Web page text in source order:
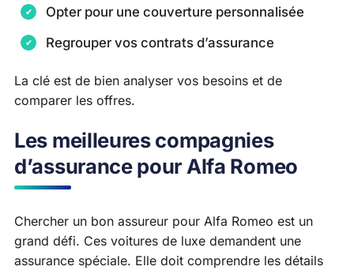
Opter pour une couverture personnalisée
Regrouper vos contrats d’assurance
La clé est de bien analyser vos besoins et de
comparer les offres.
Les meilleures compagnies
d’assurance pour Alfa Romeo
Chercher un bon assureur pour Alfa Romeo est un
grand défi. Ces voitures de luxe demandent une
assurance spéciale. Elle doit comprendre les détails